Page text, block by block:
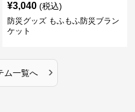
¥3,040 (税込)
防災グッズ もふもふ防災ブラン
ケット
ム一覧へ ›